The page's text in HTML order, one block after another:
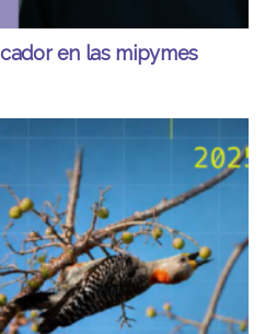
en las mipymes